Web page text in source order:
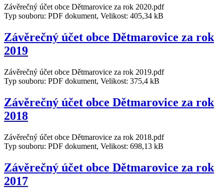
Závěrečný účet obce Dětmarovice za rok 2020.pdf
Typ souboru: PDF dokument, Velikost: 405,34 kB
Závěrečný účet obce Dětmarovice za rok
2019
Závěrečný účet obce Dětmarovice za rok 2019.pdf
Typ souboru: PDF dokument, Velikost: 375,4 kB
Závěrečný účet obce Dětmarovice za rok
2018
Závěrečný účet obce Dětmarovice za rok 2018.pdf
Typ souboru: PDF dokument, Velikost: 698,13 kB
Závěrečný účet obce Dětmarovice za rok
2017